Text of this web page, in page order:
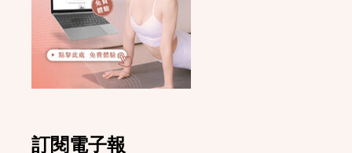
訂閱電子報